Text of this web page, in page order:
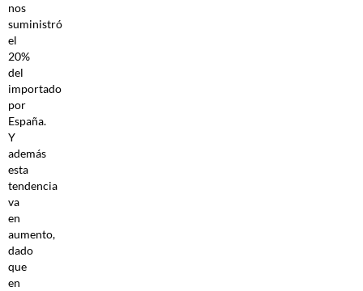
nos
suministró
el
20%
del
importado
por
España.
Y
además
esta
tendencia
va
en
aumento,
dado
que
en